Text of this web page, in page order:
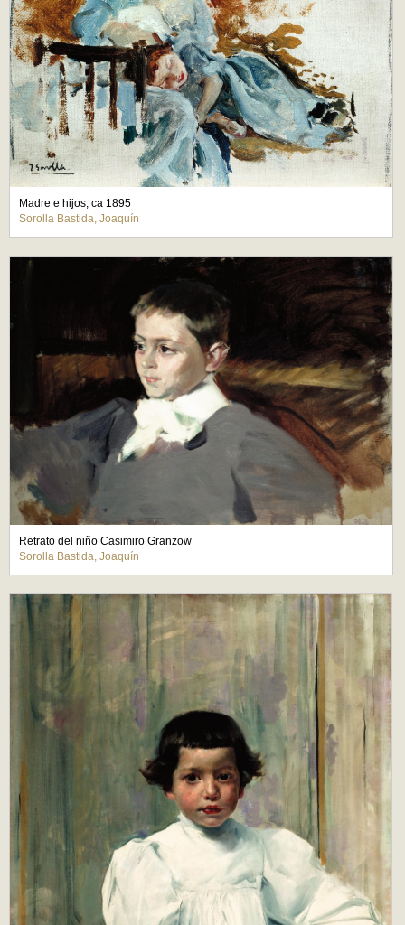
Madre e hijos, ca 1895
Sorolla Bastida, Joaquín
Retrato del niño Casimiro Granzow
Sorolla Bastida, Joaquín